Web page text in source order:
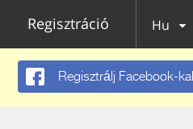
Regisztráció Hu
Regisztrálj Facebook-kal